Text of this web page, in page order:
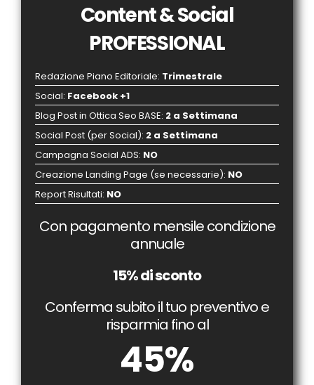
Content & Social
PROFESSIONAL
Redazione Piano Editoriale: Trimestrale
Social: Facebook +1
Blog Post in Ottica Seo BASE: 2 a Settimana
Social Post (per Social): 2 a Settimana
Campagna Social ADS: NO
Creazione Landing Page (se necessarie): NO
Report Risultati: NO
Con pagamento mensile condizione
annuale
15% di sconto
Conferma subito il tuo preventivo e
risparmia fino al
45%